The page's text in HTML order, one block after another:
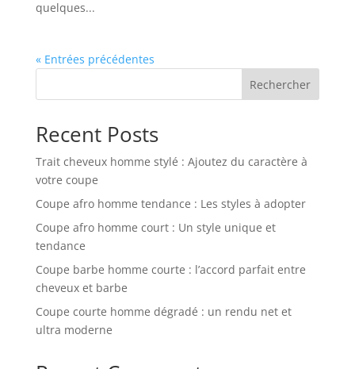
quelques...
« Entrées précédentes
Rechercher
Recent Posts
Trait cheveux homme stylé : Ajoutez du caractère à
votre coupe
Coupe afro homme tendance : Les styles à adopter
Coupe afro homme court : Un style unique et
tendance
Coupe barbe homme courte : l’accord parfait entre
cheveux et barbe
Coupe courte homme dégradé : un rendu net et
ultra moderne